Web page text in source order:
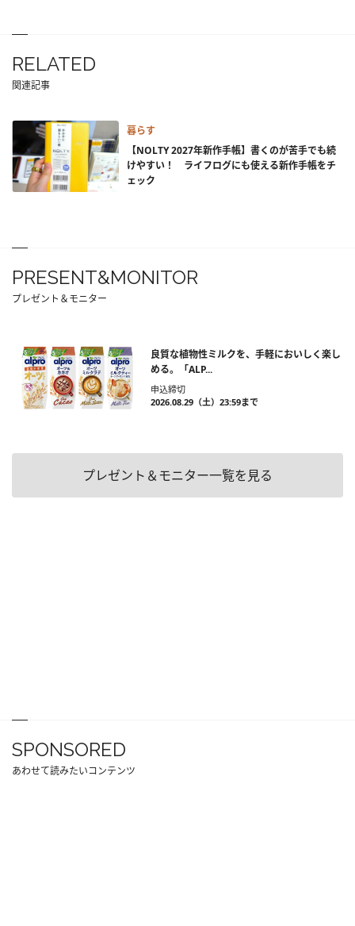
RELATED
関連記事
暮らす
【NOLTY 2027年新作手帳】書くのが苦手でも続
けやすい！ ライフログにも使える新作手帳をチ
ェック
PRESENT&MONITOR
プレゼント＆モニター
良質な植物性ミルクを、手軽においしく楽し
める。「ALP...
申込締切
2026.08.29（土）23:59まで
プレゼント＆モニター一覧を見る
SPONSORED
あわせて読みたいコンテンツ